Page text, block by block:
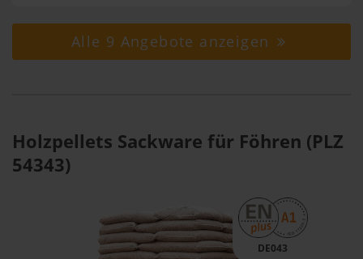
Alle 9 Angebote anzeigen
Holzpellets Sackware für Föhren (PLZ
54343)
DE043